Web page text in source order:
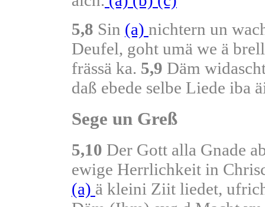
5,8 Sin (a) nichtern un
Deufel, goht umä we ä
frässä ka. 5,9 Däm
daß ebede selbe Liede iba
Sege un Greß
5,10 Der Gott alla Gnade
ewige Herrlichkeit in
(a) ä kleini Ziit liedet,